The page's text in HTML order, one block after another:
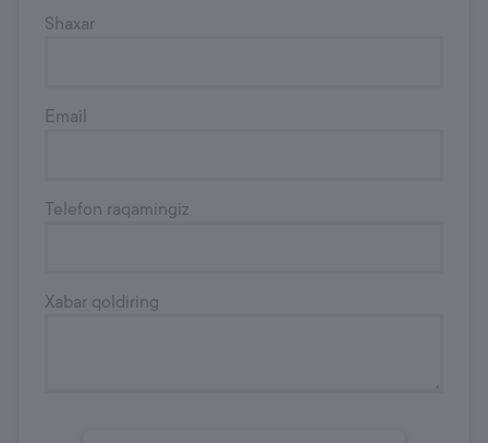
Shaxar
Email
Telefon raqamingiz
Xabar qoldiring